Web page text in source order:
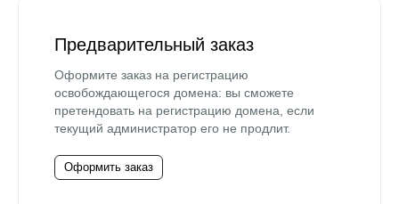
Предварительный заказ
Оформите заказ на регистрацию
освобождающегося домена: вы сможете
претендовать на регистрацию домена, если
текущий администратор его не продлит.
Оформить заказ